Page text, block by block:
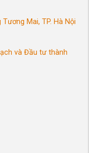
Mai, TP. Hà Nội
và Đầu tư thành